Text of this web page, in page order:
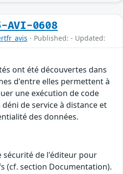
AVI-0608
- Published: - Updated:
ont été découvertes dans
d'entre elles permettent à
une exécution de code
de service à distance et
des données.
sécurité de l'éditeur pour
(cf. section Documentation).